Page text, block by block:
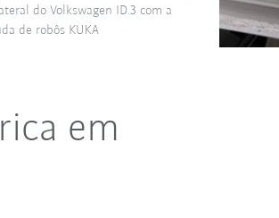
do Volkswagen ID.3 com a
de robôs KUKA
em